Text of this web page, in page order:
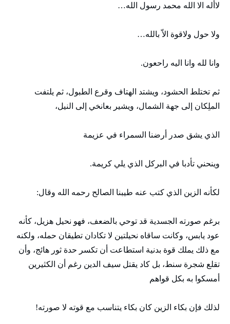
لاأله الا الله محمد رسول الله…
ولا حول ولاقوة الاّ بالله…
وانا لله وانا اليه راحعون.
ثم تختلط الحشود، ويشتد الهتاف وقرع الطبول، ثم يلتفت
الملِكان إلى جهة الشمال، ويشير بعانخي إلى النيل،
الذي يشق صدر أرضنا السمراء في عزيمة
وينحني تأدبا في البركل الذي يلي كريمة.
لكأنه الزين الذي كتب عنه طيبنا الصالح رحمه الله وقال:
برغم صورته الجسدية قد توحي بالضعف، فهو نحيل هزيل، كأنه
عود يابس، وكانت ساقاه نحيلتين لا تكادان تطيقان حمله، ولكنه
مع ذلك يملك قوة بدنية استطاعت أن تكسر حدة ثور هائج، وأن
تقلع شجرة سنط، بل كاد يقتل سيف الدين رغم أن الكثيرين
أمسكوا به بكل قواهم
لذلك فإن بكاء الزين كان بكاء يتناسب مع قوته لا صورته!